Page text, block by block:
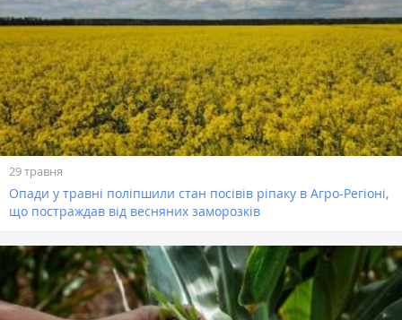
29 травня
Опади у травні поліпшили стан посівів ріпаку в Агро-Регіоні,
що постраждав від весняних заморозків